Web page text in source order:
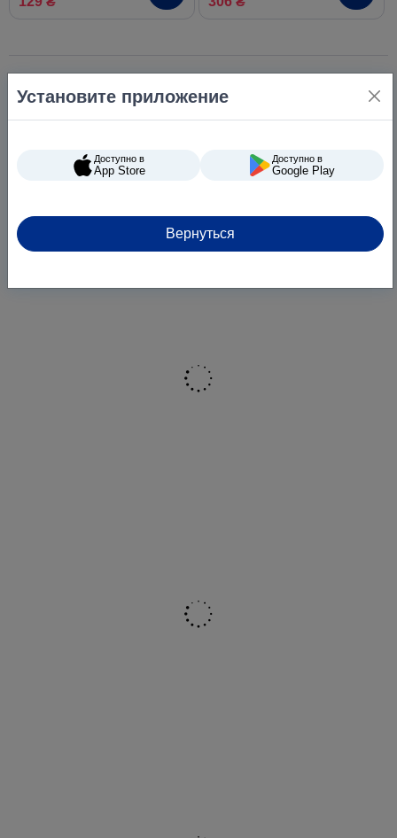
Установите приложение
Доступно в
App Store
Доступно в
Google Play
Вернуться